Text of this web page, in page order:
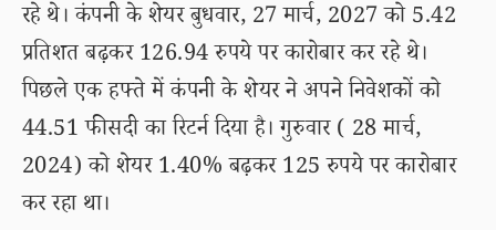
रहे थे। कंपनी के शेयर बुधवार, 27 मार्च, 2027 को 5.42
प्रतिशत बढ़कर 126.94 रुपये पर कारोबार कर रहे थे।
पिछले एक हफ्ते में कंपनी के शेयर ने अपने निवेशकों को
44.51 फीसदी का रिटर्न दिया है। गुरुवार ( 28 मार्च,
2024) को शेयर 1.40% बढ़कर 125 रुपये पर कारोबार
कर रहा था।